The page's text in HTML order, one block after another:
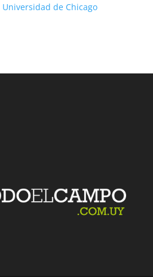
Universidad de Chicago